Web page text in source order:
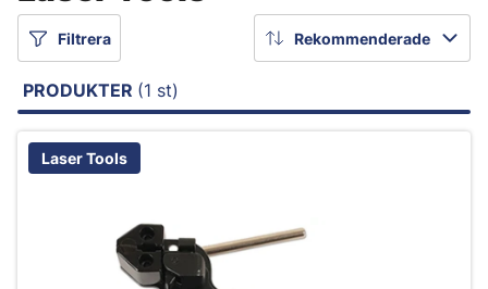
Filtrera Rekommenderade
PRODUKTER (1 st)
Laser Tools